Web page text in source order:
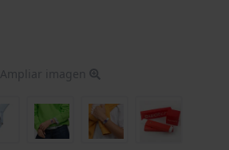
Ampliar imagen